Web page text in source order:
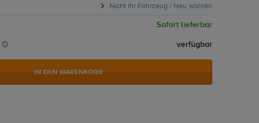
Nicht Ihr Fahrzeug / Neu wählen
Sofort lieferbar
verfügbar
IN DEN WARENKORB